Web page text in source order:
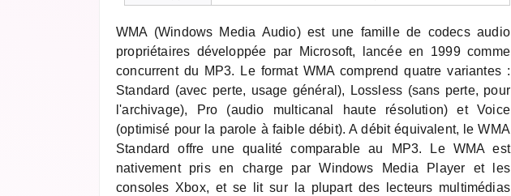
WMA (Windows Media Audio) est une famille de codecs audio
propriétaires développée par Microsoft, lancée en 1999 comme
concurrent du MP3. Le format WMA comprend quatre variantes :
Standard (avec perte, usage général), Lossless (sans perte, pour
l'archivage), Pro (audio multicanal haute résolution) et Voice
(optimisé pour la parole à faible débit). A débit équivalent, le WMA
Standard offre une qualité comparable au MP3. Le WMA est
nativement pris en charge par Windows Media Player et les
consoles Xbox, et se lit sur la plupart des lecteurs multimédias